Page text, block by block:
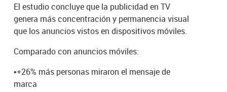
El estudio concluye que la publicidad en TV
genera más concentración y permanencia visual
que los anuncios vistos en dispositivos móviles.
Comparado con anuncios móviles:
•+26% más personas miraron el mensaje de
marca